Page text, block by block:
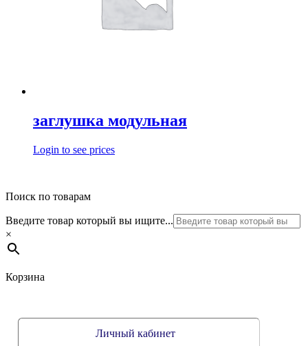
заглушка модульная
Login to see prices
Поиск по товарам
Введите товар который вы ищите...
×
Корзина
Личный кабинет